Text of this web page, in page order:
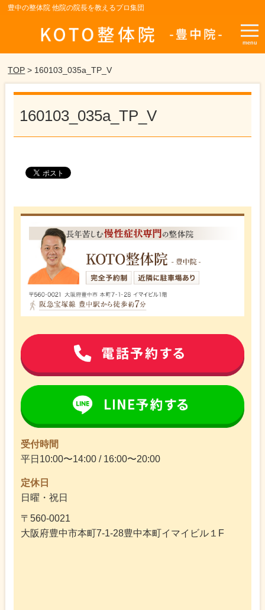
豊中の整体院 他院の院長を教えるプロ集団
menu
TOP > 160103_035a_TP_V
160103_035a_TP_V
受付時間
平日10:00〜14:00 / 16:00〜20:00
定休日
日曜・祝日
〒560-0021
大阪府豊中市本町7-1-28豊中本町イマイビル１F